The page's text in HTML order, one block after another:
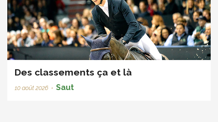
Des classements ça et là
10 août 2026 • Saut